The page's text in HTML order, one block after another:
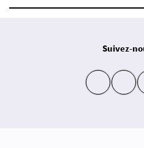
Suivez-
insta fb